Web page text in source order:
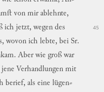
von mir ablehnte,
ich jetzt, wegen des 45
, wovon ich lebte, bei Sr.
. Aber wie groß war
jene Verhandlungen mit
berief, als eine lügen⸗